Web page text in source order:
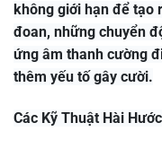
không giới hạn để tạo
đoan, những chuyển
ứng âm thanh cường
thêm yếu tố gây cười.
Các Kỹ Thuật Hài